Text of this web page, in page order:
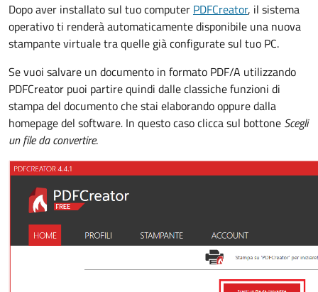
Dopo aver installato sul tuo computer PDFCreator, il sistema
operativo ti renderà automaticamente disponibile una nuova
stampante virtuale tra quelle già configurate sul tuo PC.
Se vuoi salvare un documento in formato PDF/A utilizzando
PDFCreator puoi partire quindi dalle classiche funzioni di
stampa del documento che stai elaborando oppure dalla
homepage del software. In questo caso clicca sul bottone Scegli
un file da convertire.